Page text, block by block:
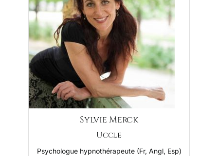
Sylvie Merck
Uccle
Psychologue hypnothérapeute (Fr, Angl, Esp)